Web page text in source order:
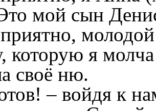
мой сын
молодой
которую я
своё ню.
– войдя к